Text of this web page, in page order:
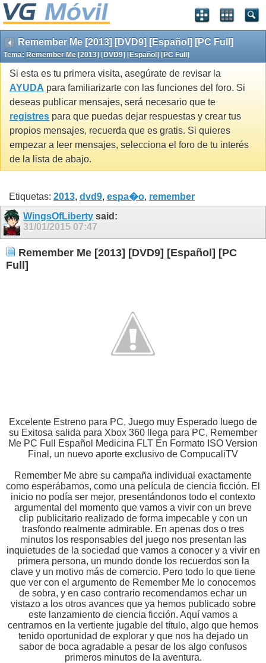
Remember Me [2013] [DVD9] [Español] [PC Full]
Tema: Remember Me [2013] [DVD9] [Español] [PC Full]
Si esta es tu primera visita, asegúrate de revisar la
AYUDA para familiarizarte con las funciones del foro. Si
deseas publicar mensajes, será necesario que te
registres para que puedas dejar respuestas y crear tus
propios mensajes, recuerda que es gratis. Si quieres
empezar a leer mensajes, selecciona el foro de tu interés
de la lista de abajo.
Etiquetas: 2013, dvd9, espa�o, remember
WingsOfLiberty said:
31/01/2015 07:47
Remember Me [2013] [DVD9] [Español] [PC
Full]
Excelente Estreno para PC, Juego muy Esperado luego de
su Exitosa salida para Xbox 360 llega para PC, Remember
Me PC Full Español Medicina FLT En Formato ISO Version
Final, un nuevo aporte exclusivo de CompucaliTV
Remember Me abre su campaña individual exactamente
como esperábamos, como una película de ciencia ficción. El
inicio no podía ser mejor, presentándonos todo el contexto
argumental del momento que vamos a vivir con un breve
clip publicitario realizado de forma impecable y con un
trasfondo realmente admirable. En apenas dos o tres
minutos los responsables del juego nos presentan las
inquietudes de la sociedad que vamos a conocer y a vivir en
primera persona, un mundo donde los recuerdos son la
clave y un motivo más de comercio. Pero todo lo que tiene
que ver con el argumento de Remember Me lo conocemos
de sobra, y en caso contrario recomendamos echar un
vistazo a los otros avances que ya hemos publicado sobre
este lanzamiento de ciencia ficción. Aquí vamos a
centrarnos en la vertiente jugable del título, algo que hemos
tenido oportunidad de explorar y que nos ha dejado un
sabor de boca agradable a pesar de los algo confusos
primeros minutos de la aventura.